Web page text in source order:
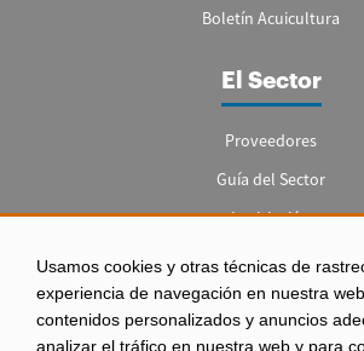
Usamos cookies y otras técnicas de
experiencia de navegación en nuestra
contenidos personalizados y anuncios
analizar el tráfico en nuestra web y para
Boletín Acuicultura
El Sector
Proveedores
Guía del Sector
Legislación
Empleo